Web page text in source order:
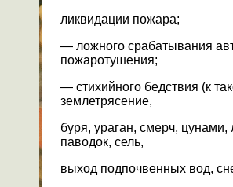
ликвидации пожара;
— ложного срабатывания
пожаротушения;
— стихийного бедствия (к
землетрясение,
буря, ураган, смерч, цунами,
паводок, сель,
выход подпочвенных вод,